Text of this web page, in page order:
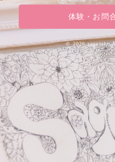
体験・お問
©2026